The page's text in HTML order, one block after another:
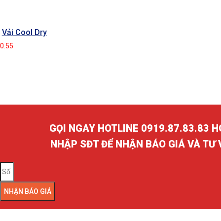
Vải Cool Dry
GỌI NGAY HOTLINE 0919.87.83.83
NHẬP SĐT ĐỂ NHẬN BÁO GIÁ VÀ TƯ
NHẬN BÁO GIÁ